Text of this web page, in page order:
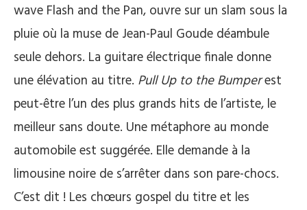
wave Flash and the Pan, ouvre sur un slam sous la
pluie où la muse de Jean-Paul Goude déambule
seule dehors. La guitare électrique finale donne
une élévation au titre. Pull Up to the Bumperest
peut-être l’un des plus grands hits de l’artiste, le
meilleur sans doute. Une métaphore au monde
automobile est suggérée. Elle demande à la
limousine noire de s’arrêter dans son pare-chocs.
C’est dit ! Les chœurs gospel du titre et les